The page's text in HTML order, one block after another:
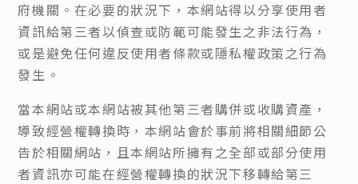
府機關。在必要的狀況下，本網站得以分享使用者
資訊給第三者以偵查或防範可能發生之非法行為，
或是避免任何違反使用者條款或隱私權政策之行為
發生。
當本網站或本網站被其他第三者購併或收購資產，
導致經營權轉換時，本網站會於事前將相關細節公
告於相關網站，且本網站所擁有之全部或部分使用
者資訊亦可能在經營權轉換的狀況下移轉給第三